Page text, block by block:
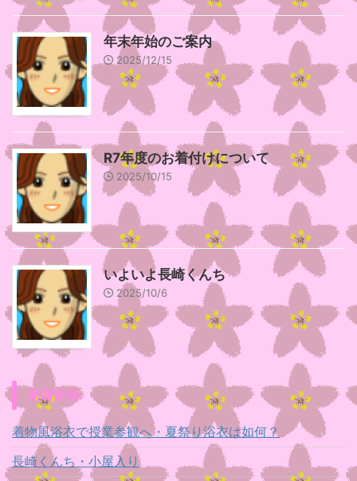
年末年始のご案内
2025/12/15
R7年度のお着付けについて
2025/10/15
いよいよ長崎くんち
2025/10/6
新着投稿♪
着物風浴衣で授業参観へ・夏祭り浴衣は如何？
長崎くんち・小屋入り